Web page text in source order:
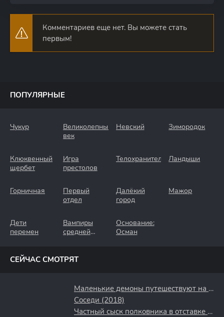
Комментариев еще нет. Вы можете стать
первым!
ПОПУЛЯРНЫЕ
Чукур
Великолепный
век
Невский Зимородок
Клюквенный
щербет
Игра
престолов
Телохранители Ландыши
Горничная
Первый
отдел
Далёкий
город
Мажор
Дети
перемен
Вампиры
средней
Основание:
Осман
СЕЙЧАС СМОТРЯТ
Маленькие демоны путешествуют на Запад (2025)
Соседи (2018)
Частный сыск полковника в отставке (2009)